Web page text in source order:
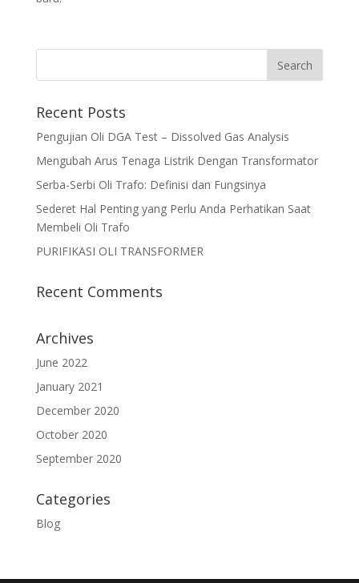
Recent Posts
Pengujian Oli DGA Test – Dissolved Gas Analysis
Mengubah Arus Tenaga Listrik Dengan Transformator
Serba-Serbi Oli Trafo: Definisi dan Fungsinya
Sederet Hal Penting yang Perlu Anda Perhatikan Saat
Membeli Oli Trafo
PURIFIKASI OLI TRANSFORMER
Recent Comments
Archives
June 2022
January 2021
December 2020
October 2020
September 2020
Categories
Blog